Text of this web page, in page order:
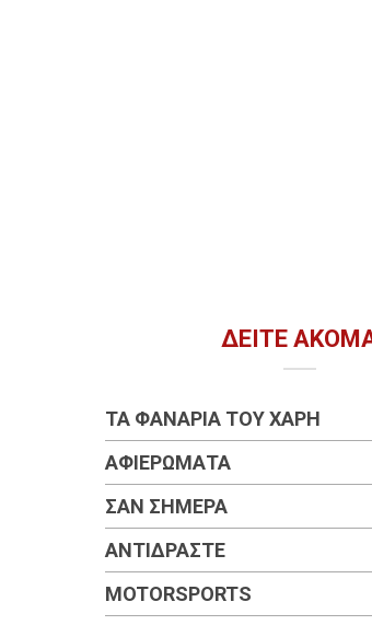
ΔΕΊΤΕ
ΤΑ ΦΑΝΆΡΙΑ ΤΟΥ ΧΆΡΗ
ΑΦΙΕΡΏΜΑΤΑ
ΣΑΝ ΣΉΜΕΡΑ
ΑΝΤΙΔΡΆΣΤΕ
MOTORSPORTS